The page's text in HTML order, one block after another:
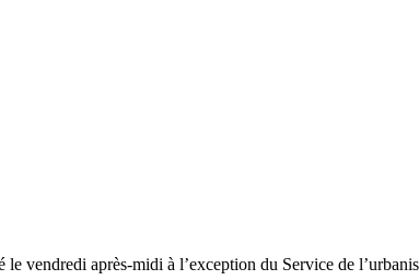
le vendredi après-midi à l’exception du Service de